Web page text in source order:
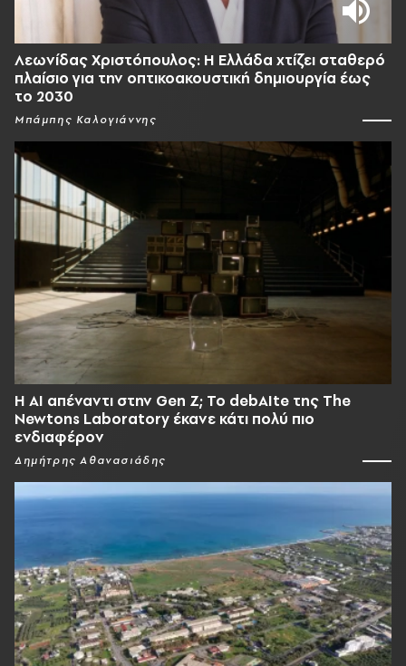
Λεωνίδας Χριστόπουλος: Η Ελλάδα χτίζει σταθερό
πλαίσιο για την οπτικοακουστική δημιουργία έως
το 2030
Μπάμπης Καλογιάννης
Η AI απέναντι στην Gen Z; Το debAIte της The
Newtons Laboratory έκανε κάτι πολύ πιο
ενδιαφέρον
Δημήτρης Αθανασιάδης